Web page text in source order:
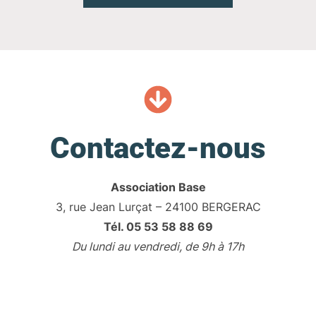
Contactez-nous
Association Base
3, rue Jean Lurçat – 24100 BERGERAC
Tél. 05 53 58 88 69
Du lundi au vendredi, de 9h à 17h